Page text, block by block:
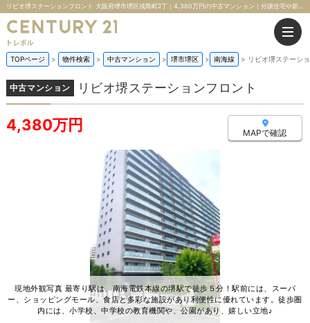
リビオ堺ステーションフロント 大阪府堺市堺区戎島町2丁｜4,380万円の中古マンション｜分譲住宅や新築物件｜株式会社トレボル
TOPページ 物件検索 中古マンション 堺市堺区 南海線 リビオ堺ステーシ
中古マンション リビオ堺ステーションフロント
4,380万円 MAPで確認
現地外観写真 最寄り駅は、南海電鉄本線の堺駅で徒歩５分！駅前には、スーパ
ー、ショッピングモール、食店と多彩な施設があり利便性に優れています。徒歩圏
内には、小学校、中学校の教育機関や、公園があり、嬉しい立地♪